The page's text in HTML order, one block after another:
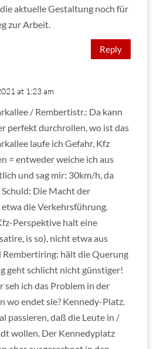
aktuelle Gestaltung noch für
zur Arbeit.
Reply
at 1:23 am
/ Rembertistr.: Da kann
perfekt durchrollen, wo ist das
laufe ich Gefahr, Kfz
= entweder weiche ich aus
und sag mir: 30km/h, da
Die Macht der
die Verkehrsführung.
Perspektive halt eine
is so), nicht etwa aus
Rembertiring: hält die Querung
geht schlicht nicht günstiger!
seh ich das Problem in der
wo endet sie? Kennedy-Platz.
passieren, daß die Leute in /
wollen. Der Kennedyplatz